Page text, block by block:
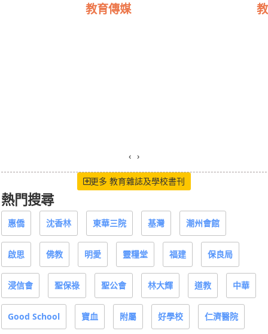
教育傳媒
‹ ›
更多 教育雜誌及學校書刊
熱門搜尋
惠僑 沈香林 東華三院 基灣 潮州會館
啟思 佛教 明愛 靈糧堂 福建 保良局
浸信會 聖保祿 聖公會 林大輝 道教 中華
Good School 寶血 附屬 好學校 仁濟醫院